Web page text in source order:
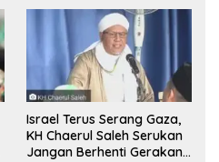
Israel Terus Serang Gaza,
KH Chaerul Saleh Serukan
Jangan Berhenti Gerakan